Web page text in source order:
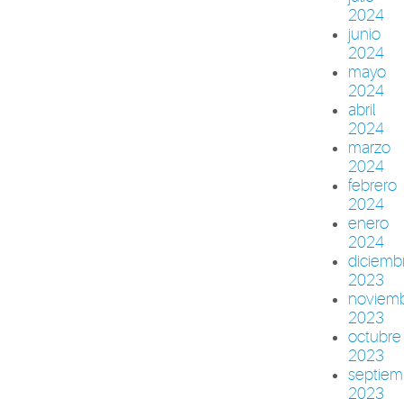
2024
junio
2024
mayo
2024
abril
2024
marzo
2024
febrero
2024
enero
2024
2023
2023
octubre
2023
2023